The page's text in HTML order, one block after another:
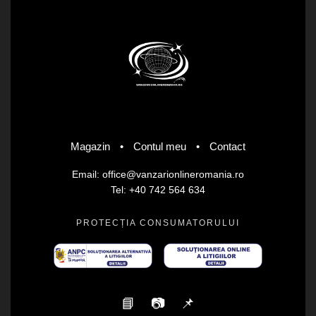
Magazin • Contul meu • Contact
Email: office@vanzarionlineromania.ro
Tel: +40 742 564 634
PROTECȚIA CONSUMATORULUI
📘 📷 📌